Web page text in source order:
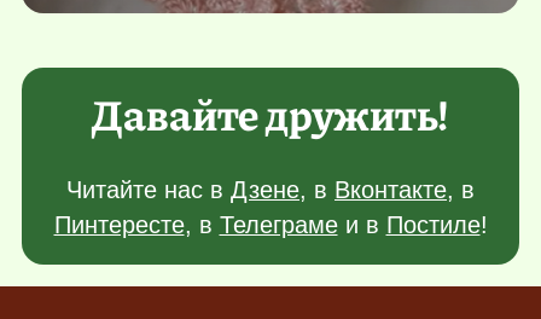
Давайте дружить!
Читайте нас в Дзене, в Вконтакте, в
Пинтересте, в Телеграмеи в Постиле!